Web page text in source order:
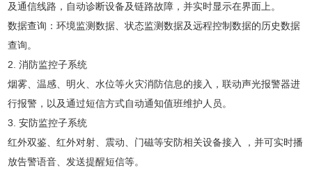
及通信线路，自动诊断设备及链路故障，并实时显示在界面上。
数据查询：环境监测数据、状态监测数据及远程控制数据的历史数据
查询。
2. 消防监控子系统
烟雾、温感、明火、水位等火灾消防信息的接入，联动声光报警器进
行报警，以及通过短信方式自动通知值班维护人员。
3. 安防监控子系统
红外双鉴、红外对射、震动、门磁等安防相关设备接入 ，并可实时播
放告警语音、发送提醒短信等。